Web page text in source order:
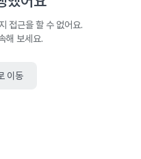
접근을 할 수 없어요.
해 보세요.
이동